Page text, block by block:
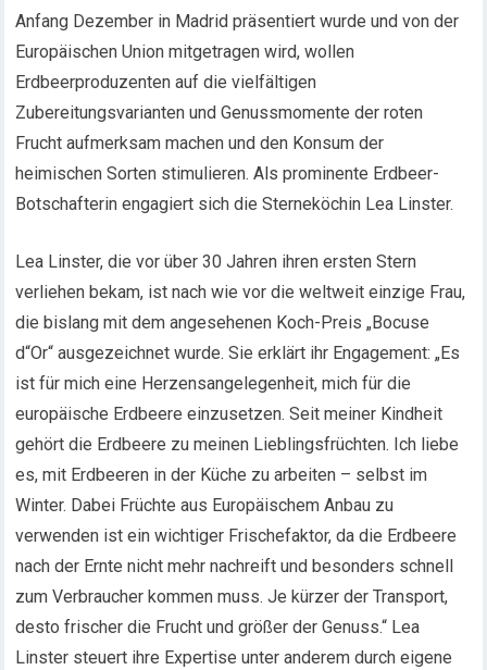
Anfang Dezember in Madrid präsentiert wurde und von der
Europäischen Union mitgetragen wird, wollen
Erdbeerproduzenten auf die vielfältigen
Zubereitungsvarianten und Genussmomente der roten
Frucht aufmerksam machen und den Konsum der
heimischen Sorten stimulieren. Als prominente Erdbeer-
Botschafterin engagiert sich die Sterneköchin Lea Linster.
Lea Linster, die vor über 30 Jahren ihren ersten Stern
verliehen bekam, ist nach wie vor die weltweit einzige Frau,
die bislang mit dem angesehenen Koch-Preis „Bocuse
d“Or“ ausgezeichnet wurde. Sie erklärt ihr Engagement: „Es
ist für mich eine Herzensangelegenheit, mich für die
europäische Erdbeere einzusetzen. Seit meiner Kindheit
gehört die Erdbeere zu meinen Lieblingsfrüchten. Ich liebe
es, mit Erdbeeren in der Küche zu arbeiten – selbst im
Winter. Dabei Früchte aus Europäischem Anbau zu
verwenden ist ein wichtiger Frischefaktor, da die Erdbeere
nach der Ernte nicht mehr nachreift und besonders schnell
zum Verbraucher kommen muss. Je kürzer der Transport,
desto frischer die Frucht und größer der Genuss.“ Lea
Linster steuert ihre Expertise unter anderem durch eigene